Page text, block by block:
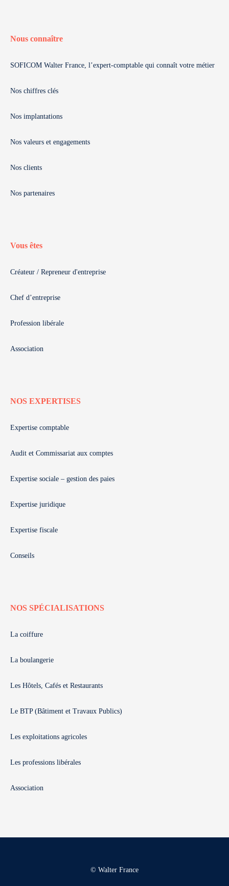
Nous connaître
SOFICOM Walter France, l’expert-comptable qui connaît votre métier
Nos chiffres clés
Nos implantations
Nos valeurs et engagements
Nos clients
Nos partenaires
Vous êtes
Créateur / Repreneur d'entreprise
Chef d’entreprise
Profession libérale
Association
NOS EXPERTISES
Expertise comptable
Audit et Commissariat aux comptes
Expertise sociale – gestion des paies
Expertise juridique
Expertise fiscale
Conseils
NOS SPÉCIALISATIONS
La coiffure
La boulangerie
Les Hôtels, Cafés et Restaurants
Le BTP (Bâtiment et Travaux Publics)
Les exploitations agricoles
Les professions libérales
Association
© Walter France